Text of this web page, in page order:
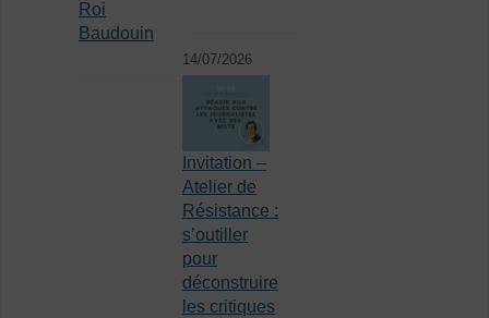
Roi
Baudouin
14/07/2026
Invitation –
Atelier de
Résistance :
s’outiller
pour
déconstruire
les critiques